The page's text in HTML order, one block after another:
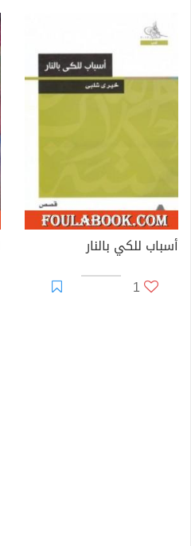
أسباب للكي بالنار
1